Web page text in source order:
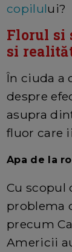
copilului?
Florul si
si
În ciuda a
despre
asupra
fluor care
Apa de la
Cu scopul
problema
precum
Americii